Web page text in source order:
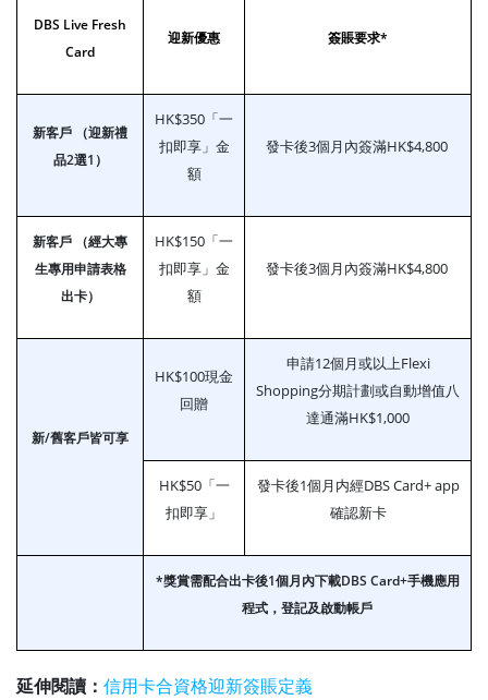
DBS Live Fresh
Card
迎新優惠 簽賬要求*
新客戶 （迎新禮
品2選1）
HK$350「一
扣即享」金
額
發卡後3個月內簽滿HK$4,800
新客戶 （經大專
生專用申請表格
出卡）
HK$150「一
扣即享」金
額
發卡後3個月內簽滿HK$4,800
新/舊客戶皆可享
HK$100現金
回贈
申請12個月或以上Flexi
Shopping分期計劃或自動增值八
達通滿HK$1,000
HK$50「一
扣即享」
發卡後1個月内經DBS Card+ app
確認新卡
*獎賞需配合出卡後1個月內下載DBS Card+手機應用
程式，登記及啟動帳戶
延伸閱讀： 信用卡合資格迎新簽賬定義